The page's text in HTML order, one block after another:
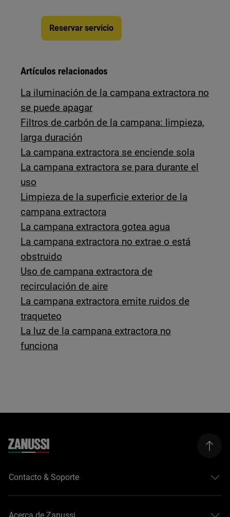
Reservar servicio
Artículos relacionados
La iluminación de la campana extractora no
se puede apagar
Filtros de carbón de la campana: limpieza,
larga duración
La campana extractora se enciende sola
La campana extractora se para durante el
uso
Limpieza de la superficie exterior de la
campana extractora
La campana extractora gotea agua
La campana extractora no extrae o está
obstruido
Uso de campana extractora de
recirculación de aire
La campana extractora emite ruidos de
traqueteo
La luz de la campana extractora no
funciona
Contacto & Soporte
Acerca de Zanussi